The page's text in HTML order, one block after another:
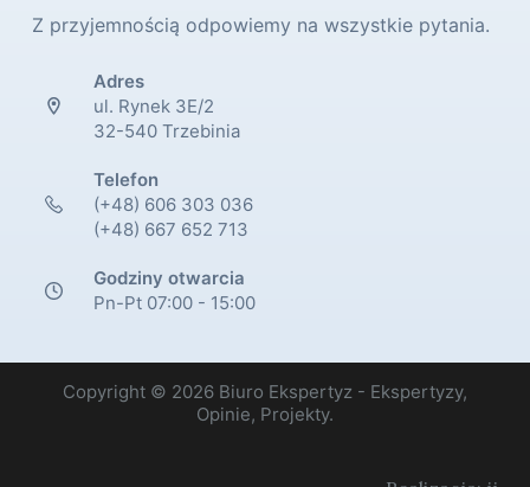
Z przyjemnością odpowiemy na wszystkie pytania.
Adres
ul. Rynek 3E/2
32-540 Trzebinia
Telefon
(+48) 606 303 036
(+48) 667 652 713
Godziny otwarcia
Pn-Pt 07:00 - 15:00
Copyright © 2026 Biuro Ekspertyz - Ekspertyzy,
Opinie, Projekty.